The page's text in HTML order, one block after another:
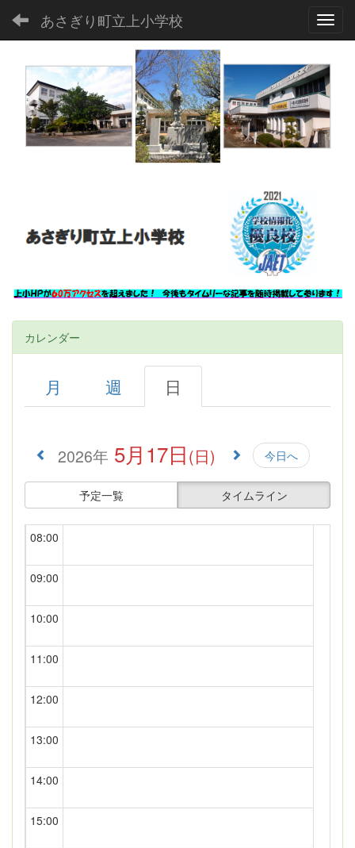
あさぎり町立上小学校
カレンダー
月 週 日
2026年 5月17日(日) 今日へ
予定一覧 タイムライン
02:00
03:00
06:00
08:00
09:00
10:00
11:00
12:00
13:00
14:00
15:00